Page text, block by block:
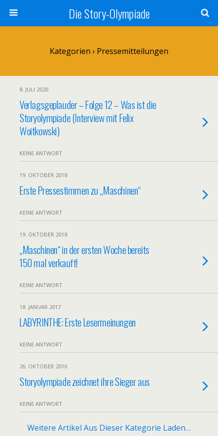
Die Story-Olympiade
Kategorien › Pressemitteilungen
8. JULI 2020
Verlagsgeplauder – Folge 12 – Was ist die
Storyolympiade (Interview mit Felix
Woitkowski)
KEINE ANTWORT
19. OKTOBER 2018
Erste Pressestimmen zu „Maschinen“
KEINE ANTWORT
19. OKTOBER 2018
„Maschinen“ in der ersten Woche bereits
150 mal verkauft!
KEINE ANTWORT
18. JANUAR 2017
LABYRINTHE: Erste Lesermeinungen
KEINE ANTWORT
26. OKTOBER 2016
Storyolympiade zeichnet ihre Sieger aus
KEINE ANTWORT
Weitere Artikel Aus Dieser Kategorie Laden…